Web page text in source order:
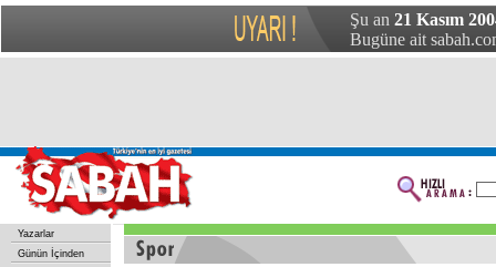
Şu an 21 Kasım
Bugüne ait
Yazarlar
Günün İçinden